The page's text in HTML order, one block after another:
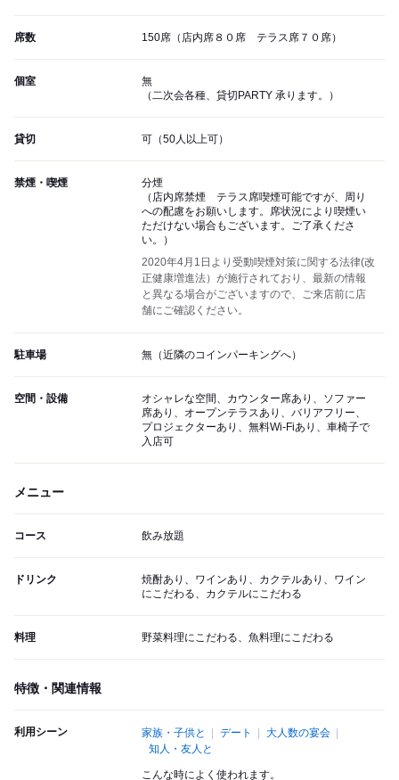
席数 150席（店内席８０席 テラス席７０席）
個室
無
（二次会各種、貸切PARTY 承ります。）
貸切 可（50人以上可）
禁煙・喫煙
分煙
（店内席禁煙 テラス席喫煙可能ですが、周り
への配慮をお願いします。席状況により喫煙い
ただけない場合もございます。ご了承くださ
い。）
2020年4月1日より受動喫煙対策に関する法律(改
正健康増進法）が施行されており、最新の情報
と異なる場合がございますので、ご来店前に店
舗にご確認ください。
駐車場 無（近隣のコインパーキングへ）
空間・設備
オシャレな空間、カウンター席あり、ソファー
席あり、オープンテラスあり、バリアフリー、
プロジェクターあり、無料Wi-Fiあり、車椅子で
入店可
メニュー
コース 飲み放題
ドリンク
焼酎あり、ワインあり、カクテルあり、ワイン
にこだわる、カクテルにこだわる
料理 野菜料理にこだわる、魚料理にこだわる
特徴・関連情報
利用シーン 家族・子供と デート
大人数の宴会
知人・友人と
こんな時によく使われます。